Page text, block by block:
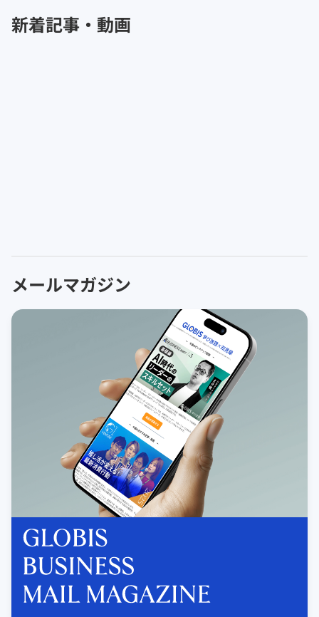
新着記事・動画
メールマガジン